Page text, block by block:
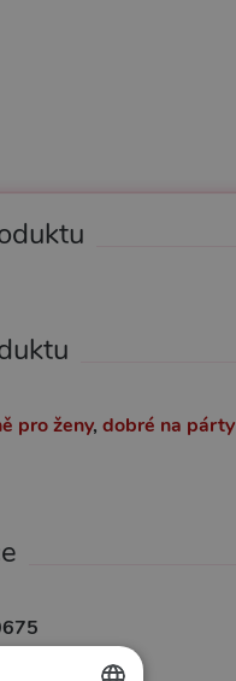
pro ženy, dobré na párty